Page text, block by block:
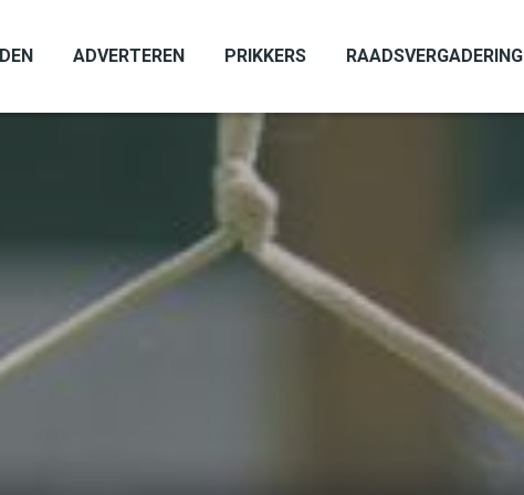
ADVERTEREN PRIKKERS RAADSVERGADERING